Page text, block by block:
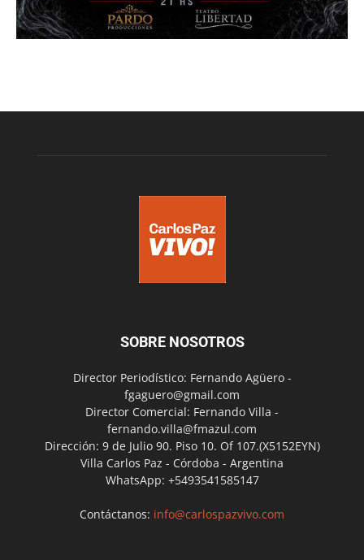
SOBRE NOSOTROS
Director Periodístico: Fernando Agüero -
fgaguero@gmail.com
Director Comercial: Fernando Villa -
fernando.villa@fmazul.com
Dirección: 9 de Julio 90. Piso 10. Of 107.(X5152EYN)
Villa Carlos Paz - Córdoba - Argentina
WhatsApp: +5493541585147
Contáctanos: info@carlospazvivo.com